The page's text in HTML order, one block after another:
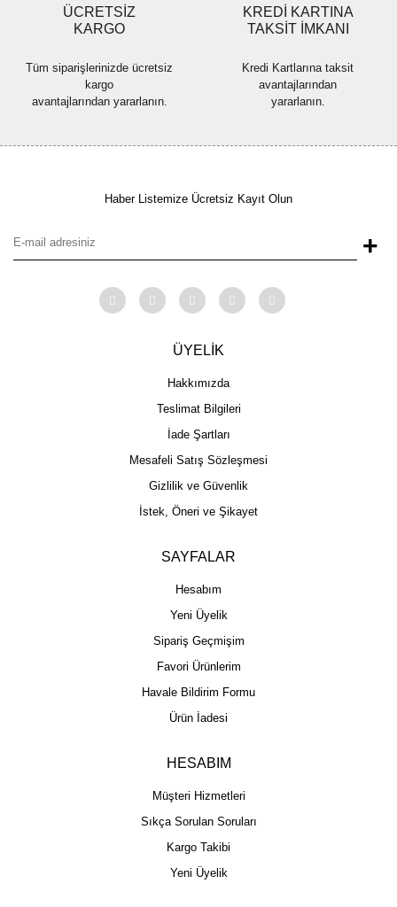
ÜCRETSİZ
KARGO
Tüm siparişlerinizde ücretsiz
kargo
avantajlarından yararlanın.
KREDİ KARTINA
TAKSİT İMKANI
Kredi Kartlarına taksit
avantajlarından
yararlanın.
Haber Listemize Ücretsiz Kayıt Olun
+
ÜYELİK
Hakkımızda
Teslimat Bilgileri
İade Şartları
Mesafeli Satış Sözleşmesi
Gizlilik ve Güvenlik
İstek, Öneri ve Şikayet
SAYFALAR
Hesabım
Yeni Üyelik
Sipariş Geçmişim
Favori Ürünlerim
Havale Bildirim Formu
Ürün İadesi
HESABIM
Müşteri Hizmetleri
Sıkça Sorulan Soruları
Kargo Takibi
Yeni Üyelik